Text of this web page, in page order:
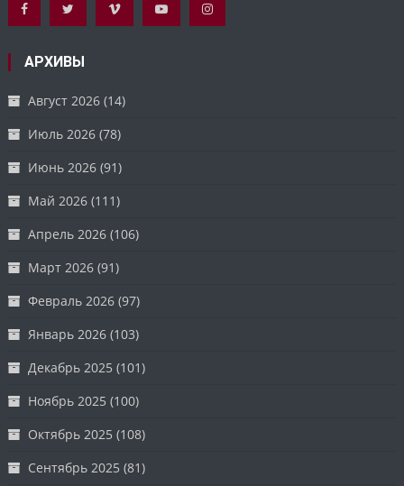
АРХИВЫ
Август 2026 (14)
Июль 2026 (78)
Июнь 2026 (91)
Май 2026 (111)
Апрель 2026 (106)
Март 2026 (91)
Февраль 2026 (97)
Январь 2026 (103)
Декабрь 2025 (101)
Ноябрь 2025 (100)
Октябрь 2025 (108)
Сентябрь 2025 (81)